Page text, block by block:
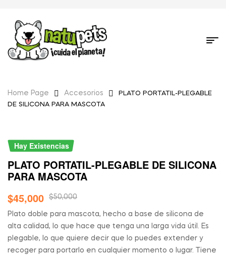
Home Page Accesorios
PLATO PORTATIL-PLEGABLE
DE SILICONA PARA MASCOTA
Hay Existencias
PLATO PORTATIL-PLEGABLE DE SILICONA
PARA MASCOTA
$50,000
$45,000
Plato doble para mascota, hecho a base de silicona de
alta calidad, lo que hace que tenga una larga vida útil. Es
plegable, lo que quiere decir que lo puedes extender y
recoger para portarlo en cualquier momento o lugar. Tiene